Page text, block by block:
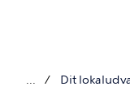
Dit